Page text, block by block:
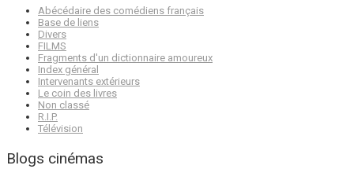
Abécédaire des comédiens français
Base de liens
Divers
FILMS
Fragments d'un dictionnaire amoureux
Index général
Intervenants extérieurs
Le coin des livres
Non classé
R.I.P.
Télévision
Blogs cinémas